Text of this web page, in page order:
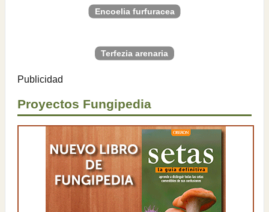
Encoelia furfuracea
Terfezia arenaria
Publicidad
Proyectos Fungipedia